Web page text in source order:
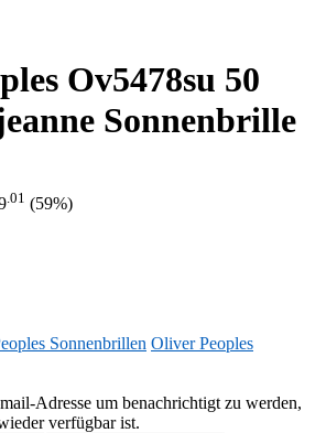
Ov5478su 50
Sonnenbrille
.01 (59%)
Sonnenbrillen Oliver Peoples
Adresse um benachrichtigt zu werden,
verfügbar ist.